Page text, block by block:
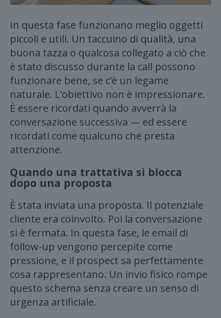
In questa fase funzionano meglio oggetti
piccoli e utili. Un taccuino di qualità, una
buona tazza o qualcosa collegato a ciò che
è stato discusso durante la call possono
funzionare bene, se c’è un legame
naturale. L’obiettivo non è impressionare.
È essere ricordati quando avverrà la
conversazione successiva — ed essere
ricordati come qualcuno che presta
attenzione.
Quando una trattativa si blocca
dopo una proposta
È stata inviata una proposta. Il potenziale
cliente era coinvolto. Poi la conversazione
si è fermata. In questa fase, le email di
follow-up vengono percepite come
pressione, e il prospect sa perfettamente
cosa rappresentano. Un invio fisico rompe
questo schema senza creare un senso di
urgenza artificiale.